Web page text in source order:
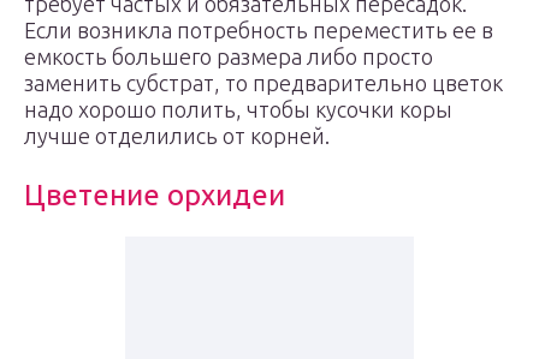
Если возникла потребность переместить ее в
емкость большего размера либо просто
заменить субстрат, то предварительно цветок
надо хорошо полить, чтобы кусочки коры
лучше отделились от корней.
Цветение орхидеи